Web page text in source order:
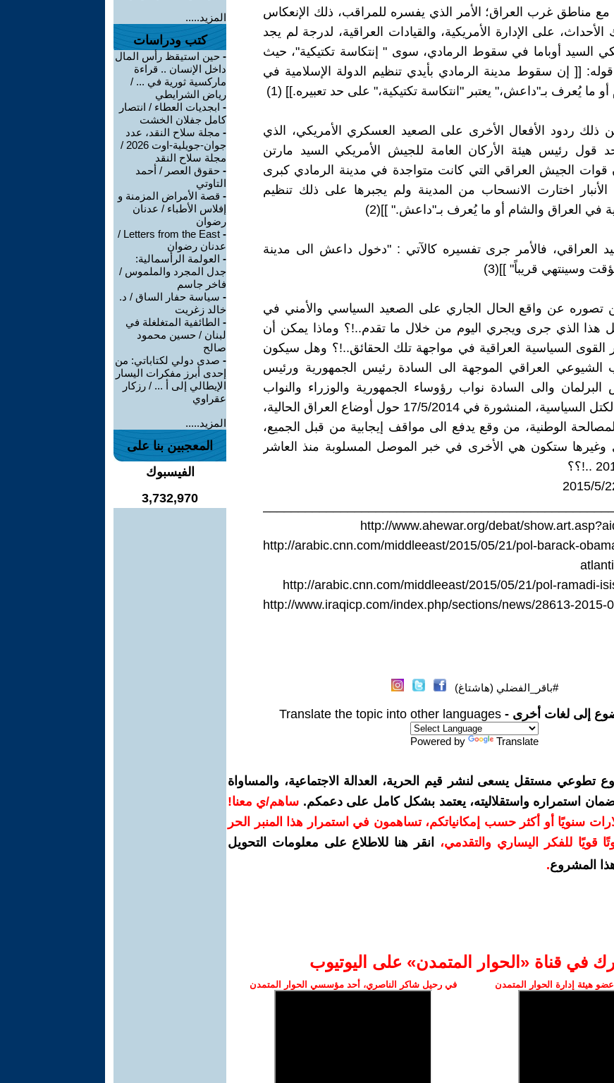
مع مناطق غرب العراق؛ الأمر الذي يفسره للمراقب، ذلك الإنعكاس
الأحداث، على الإدارة الأمريكية، والقيادات العراقية، لدرجة لم يجد
السيد أوباما في سقوط الرمادي، سوى " إنتكاسة تكتيكية"، حيث
[[ إن سقوط مدينة الرمادي بأيدي تنظيم الدولة الإسلامية في
أو ما يُعرف بـ"داعش،" يعتبر "انتكاسة تكتيكية،" على حد تعبيره.]] (1)
ذلك ردود الأفعال الأخرى على الصعيد العسكري الأمريكي، الذي
قول رئيس هيئة الأركان العامة للجيش الأمريكي السيد مارتن
الجيش العراقي التي كانت متواجدة في مدينة الرمادي كبرى
اختارت الانسحاب من المدينة ولم يجبرها على ذلك تنظيم
في العراق والشام أو ما يُعرف بـ"داعش." ]](2)
العراقي، فالأمر جرى تفسيره كالآتي : "دخول داعش الى مدينة
وسينتهي قريباً" ]](3)
تصوره عن واقع الحال الجاري على الصعيد السياسي والأمني في
هذا الذي جرى ويجري اليوم من خلال ما تقدم..!؟ وماذا يمكن أن
القوى السياسية العراقية في مواجهة تلك الحقائق..!؟ وهل سيكون
الشيوعي العراقي الموجهة الى السادة رئيس الجمهورية ورئيس
البرلمان والى السادة نواب رؤوساء الجمهورية والوزراء والنواب
والسادة قادة الكتل السياسية، المنشورة في 17/5/2014 حول أوضاع العراق الحالية،
الوطنية، من وقع يدفع الى مواقف إيجابية من قبل الجميع،
وغيرها ستكون هي الأخرى في خبر الموصل المسلوبة منذ العاشر
http://www.ahewar.org/debat/
http://arabic.cnn.com/middleeast/2015/05/21/pol-barack-
http://arabic.cnn.com/middleeast/2015/05/21/pol-ramadi-
http://www.iraqicp.com/index.php/sections/news/28613-2015-
#باقر_الفضلي (هاشتاغ)
إلى لغات أخرى - Translate the topic into other languages
Powered by Translate
تطوعي مستقل يسعى لنشر قيم الحرية، العدالة الاجتماعية، والمساواة
استمراره واستقلاليته، يعتمد بشكل كامل على دعمكم. ساهم/ي معنا!
بمبلغ 10 دولارات سنويًا أو أكثر حسب إمكانياتكم، تساهمون في استمرار هذا المنبر الحر
قويًا للفكر اليساري والتقدمي،
انقر هنا للاطلاع على معلومات التحويل
المشروع.
في قناة ‫«الحوار المتمدن» على اليوتيوب
هيئة إدارة الحوار المتمدن في رحيل شاكر الناصري، أحد مؤسسي الحوار المتمدن
المزيد.....
كتب ودراسات
- حين استيقظ رأس المال
داخل الإنسان .. قراءة
ماركسية ثورية في ... /
رياض الشرايطي
- ابجديات العطاء / انتصار
كامل جفلان الخشت
- مجلة سلاح النقد، عدد
جوان-جويلية-اوت 2026 /
مجلة سلاح النقد
- حقوق العصر / أحمد
التاوتي
- قصة الأمراض المزمنة و
إفلاس الأطباء / عدنان
رضوان
-
Letters from the East /
عدنان رضوان
- العولمة الرأسمالية:
جدل المجرد والملموس /
فاخر جاسم
- سياسة حفار الساق / د.
خالد زغريت
- الطائفية المتغلغلة في
لبنان / حسين محمود
صالح
- صدى دولي لكتاباتي: من
إحدى أبرز مفكرات اليسار
الإيطالي إلى أ ... / رزكار
عقراوي
المزيد.....
المعجبين بنا على
الفيسبوك
3,732,970